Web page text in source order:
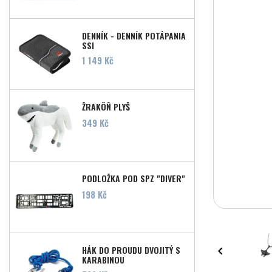
DENNÍK - DENNÍK POTÁPANIA
SSI
Cena
1 149 Kč
ŽRAKÔŇ PLYŠ
Cena
349 Kč
PODLOŽKA POD SPZ "DIVER"
Cena
198 Kč
HÁK DO PROUDU DVOJITÝ S
KARABINOU
